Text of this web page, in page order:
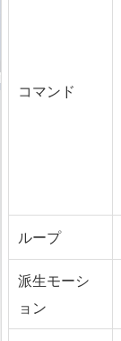
コマンド
ループ
派生モーシ
ョン